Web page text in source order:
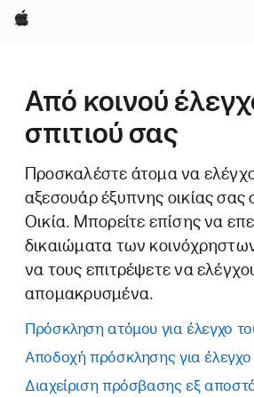
Apple
Από κοινού
σπιτιού σας
Προσκαλέστε άτομα να
αξεσουάρ έξυπνης οικίας
Οικία. Μπορείτε επίσης να
δικαιώματα των
να τους επιτρέψετε να
απομακρυσμένα.
Πρόσκληση ατόμου για έλεγχο
Αποδοχή πρόσκλησης για έλεγχο
Διαχείριση πρόσβασης εξ